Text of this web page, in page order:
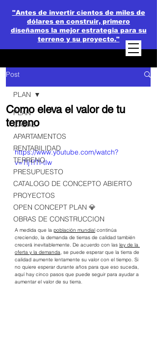
"Antes de invertir cientos de miles de
dólares en construir, primero
diseñamos la mejor estrategia para su
terreno y su proyecto."
Post
PLAN
CASAS
APARTAMENTOS
RENTABILIDAD
TERRENO
PRESUPUESTO
CATALOGO DE CONCEPTO ABIERTO
PROYECTOS
OPEN CONCEPT PLAN 💎
OBRAS DE CONSTRUCCION
PLAN
Como eleva el valor de tu
terreno
https://www.youtube.com/watch?
v=Tlj1fTl-tIw
A medida que la población mundial continúa
creciendo, la demanda de tierras de calidad también
crecerá inevitablemente. De acuerdo con las ley de la
oferta y la demanda, se puede esperar que la tierra de
calidad aumente lentamente su valor con el tiempo. Si
no quiere esperar durante años para que eso suceda,
aquí hay cinco pasos que puede seguir para ayudar a
aumentar el valor de su tierra.